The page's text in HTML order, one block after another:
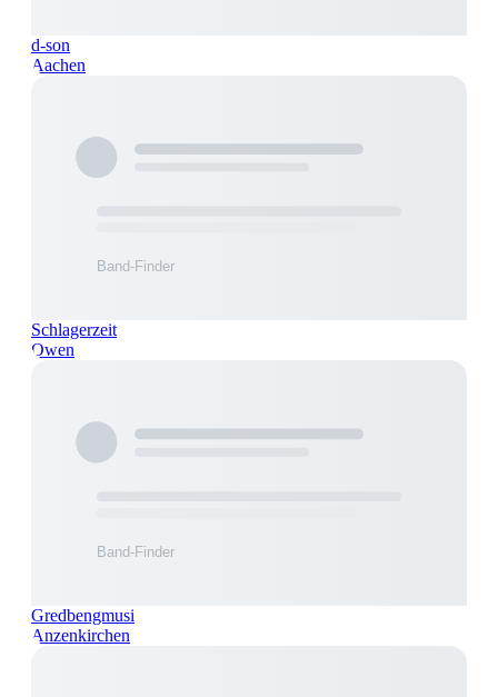
d-son
Aachen
Schlagerzeit
Owen
Gredbengmusi
Anzenkirchen